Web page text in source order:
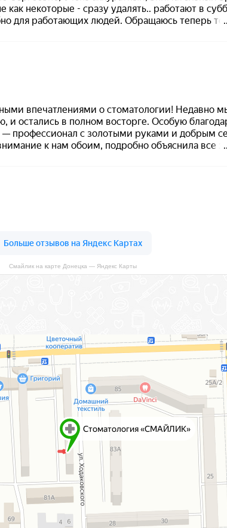
Смайлик на карте Донецка — Яндекс Карты